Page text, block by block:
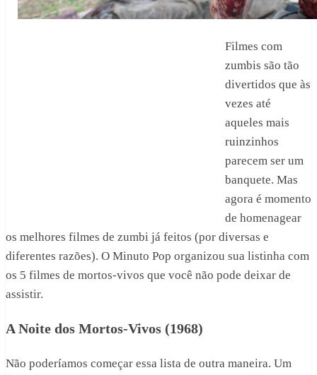
Filmes com
zumbis são tão
divertidos que às
vezes até
aqueles mais
ruinzinhos
parecem ser um
banquete. Mas
agora é momento
de homenagear
os melhores filmes de zumbi já feitos (por diversas e
diferentes razões). O Minuto Pop organizou sua listinha com
os 5 filmes de mortos-vivos que você não pode deixar de
assistir.
A Noite dos Mortos-Vivos (1968)
Não poderíamos começar essa lista de outra maneira. Um